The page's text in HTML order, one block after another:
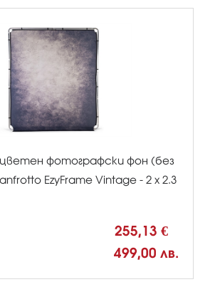
фотографски фон (без
EzyFrame Vintage - 2 x 2.3
255,13 €
499,00 лв.